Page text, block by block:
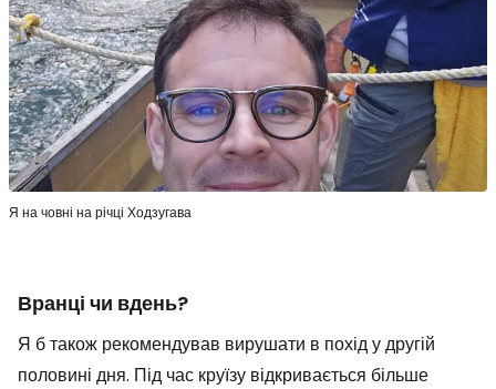
Я на човні на річці Ходзугава
Вранці чи вдень?
Я б також рекомендував вирушати в похід у другій
половині дня. Під час круїзу відкривається більше